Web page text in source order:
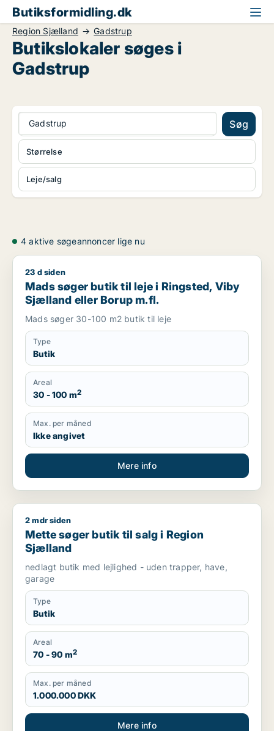
Butiksformidling.dk
Region Sjælland Gadstrup
Butikslokaler søges i
Gadstrup
Gadstrup Søg
Leje/salg
Størrelse
4 aktive søgeannoncer lige nu
Mads søger butik til leje i Ringsted, Viby Sjælland eller
23 d siden
Mads søger butik til leje i Ringsted, Viby
Sjælland eller Borup m.fl.
Mads søger 30-100 m2 butik til leje
Type
Butik
Areal
30 - 100 m2
Max. per måned
Ikke angivet
Mere info
Mette søger butik til salg i Region Sjælland
2 mdr siden
Mette søger butik til salg i Region
Sjælland
nedlagt butik med lejlighed - uden trapper, have,
garage
Type
Butik
Areal
70 - 90 m2
Max. per måned
1.000.000 DKK
Mere info